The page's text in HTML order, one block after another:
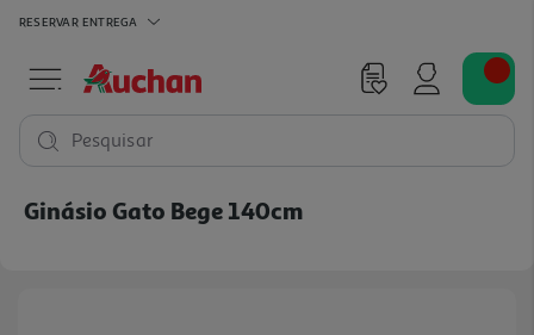
RESERVAR ENTREGA
Pesquisar
Ginásio Gato Bege 140cm